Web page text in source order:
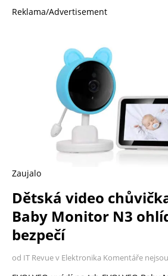
Reklama/Advertisement
Zaujalo
Dětská video
Baby Monitor N3
bezpečí
od IT Revue v Elektronika Komentáře